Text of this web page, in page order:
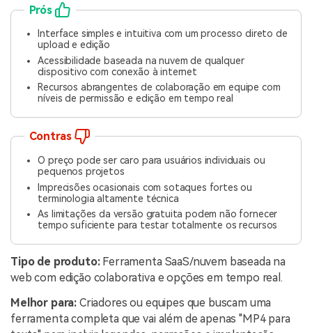
Prós
Interface simples e intuitiva com um processo direto de
upload e edição
Acessibilidade baseada na nuvem de qualquer
dispositivo com conexão à internet
Recursos abrangentes de colaboração em equipe com
níveis de permissão e edição em tempo real
Contras
O preço pode ser caro para usuários individuais ou
pequenos projetos
Imprecisões ocasionais com sotaques fortes ou
terminologia altamente técnica
As limitações da versão gratuita podem não fornecer
tempo suficiente para testar totalmente os recursos
Tipo de produto: Ferramenta SaaS/nuvem baseada na
web com edição colaborativa e opções em tempo real.
Melhor para: Criadores ou equipes que buscam uma
ferramenta completa que vai além de apenas "MP4 para